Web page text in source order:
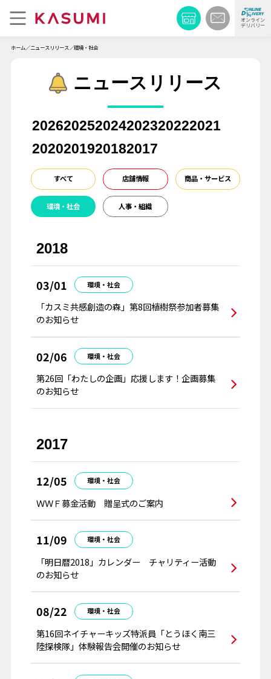
オンライン
デリバリー
ホーム ニュースリリース 環境・社会
ニュースリリース
202620252024202320222021
2020201920182017
すべて 店舗情報 商品・サービス
環境・社会 人事・組織
2018
03/01 環境・社会
「カスミ共感創造の森」第8回植樹祭参加者募集
のお知らせ
02/06 環境・社会
第26回「わたしの企画」応援します！企画募集
のお知らせ
2017
12/05 環境・社会
ＷＷＦ募金活動 贈呈式のご案内
11/09 環境・社会
「明日暦2018」カレンダー チャリティー活動
のお知らせ
08/22 環境・社会
第16回ネイチャーキッズ特派員「とうほく南三
陸探検隊」体験報告会開催のお知らせ